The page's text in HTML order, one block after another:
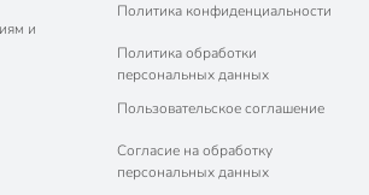
и
Политика конфиденциальности
Политика обработки
персональных данных
Пользовательское соглашение
Согласие на обработку
персональных данных